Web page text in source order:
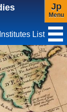
Jp
Menu
Institutes List